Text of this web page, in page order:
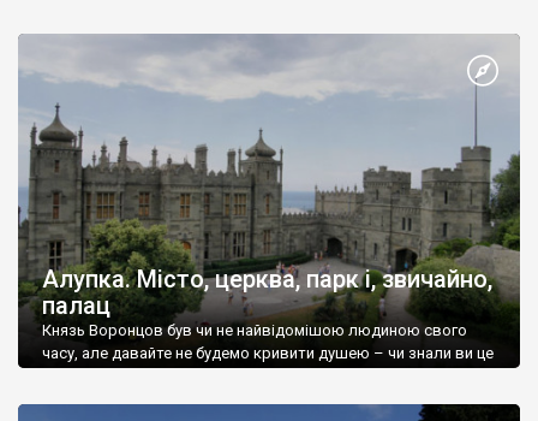
Алупка. Місто, церква, парк і, звичайно,
палац
Князь Воронцов був чи не найвідомішою людиною свого
часу, але давайте не будемо кривити душею – чи знали ви це